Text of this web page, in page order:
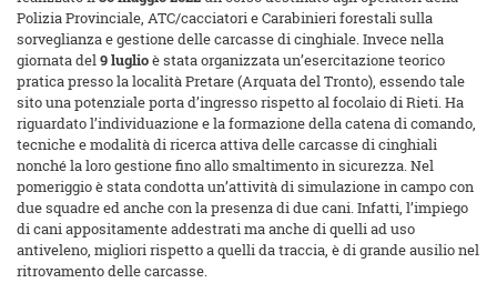
Polizia Provinciale, ATC/cacciatori e Carabinieri forestali sulla
sorveglianza e gestione delle carcasse di cinghiale. Invece nella
giornata del9 luglioè stata organizzata un’esercitazione teorico
pratica presso la località Pretare (Arquata del Tronto), essendo tale
sito una potenziale porta d’ingresso rispetto al focolaio di Rieti. Ha
riguardato l’individuazione e la formazione della catena di comando,
tecniche e modalità di ricerca attiva delle carcasse di cinghiali
nonché la loro gestione fino allo smaltimento in sicurezza. Nel
pomeriggio è stata condotta un’attività di simulazione in campo con
due squadre ed anche con la presenza di due cani. Infatti, l’impiego
di cani appositamente addestrati ma anche di quelli ad uso
antiveleno, migliori rispetto a quelli da traccia, è di grande ausilio nel
ritrovamento delle carcasse.